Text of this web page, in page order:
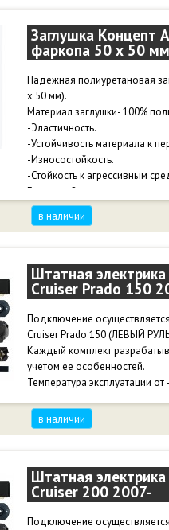
пыльником (защита ISO
Подходит для всех типов
Сечение проводников:
синий, желтый, зеленый,
мм2 (белый) длина - 1,85 м,
синий, желтый, зеленый,
(красный) длина - 4,5 м.
Заглушка Концепт
фаркопа 50 х 50
Надежная полиуретановая
х 50 мм).
Материал заглушки- 100%
-Эластичность.
-Устойчивость материала к
-Износостойкость.
-Стойкость к агрессивным
Гарантия 2 года.
в наличии
Штатная
Cruiser Prado 150
Подключение
Cruiser Prado 150 (ЛЕВЫЙ
Каждый комплект
учетом ее особенностей.
Температура эксплуатации от
в наличии
Штатная
Cruiser 200 2007-
Подключение